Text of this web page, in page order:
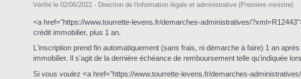
Vérifié le 02/06/2022 - Direction de l'information légale et administrative (Première ministre)
<a href="https://www.tourrette-levens.fr/demarches-administratives/
crédit immobilier, plus 1 an.
L'inscription prend fin automatiquement (sans frais, ni démarche à faire) 1 an
immobilier. Il s'agit de la dernière échéance de remboursement telle qu'indiquée
Si vous voulez <a href="https://www.tourrette-levens.fr/demarches-